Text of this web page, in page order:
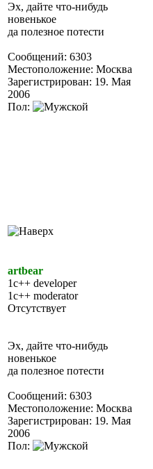
Эх, дайте что-нибудь
новенькое
да полезное потести
Сообщений: 6303
Местоположение: Москва
Зарегистрирован: 19. Мая
2006
Пол:
artbear
1c++ developer
1c++ moderator
Отсутствует
Эх, дайте что-нибудь
новенькое
да полезное потести
Сообщений: 6303
Местоположение: Москва
Зарегистрирован: 19. Мая
2006
Пол: